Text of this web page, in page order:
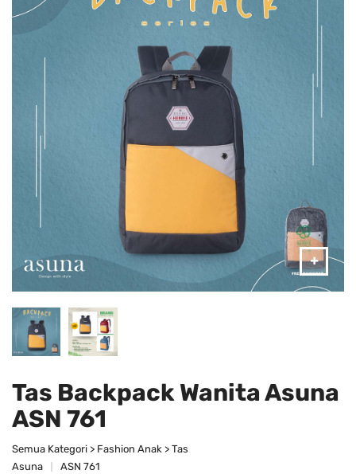
Tas Backpack Wanita Asuna
ASN 761
Semua Kategori > Fashion Anak > Tas
Asuna
ASN 761